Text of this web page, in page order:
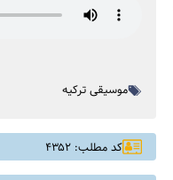
موسیقی ترکیه
کد مطلب: ۴۳۵۲